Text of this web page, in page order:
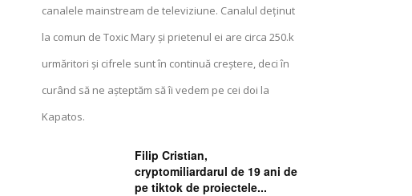
canalele mainstream de televiziune. Canalul deținut
la comun de Toxic Mary și prietenul ei are circa 250.k
urmăritori și cifrele sunt în continuă creștere, deci în
curând să ne așteptăm să îi vedem pe cei doi la
Kapatos.
Filip Cristian,
cryptomiliardarul de 19 ani de
pe tiktok de proiectele...